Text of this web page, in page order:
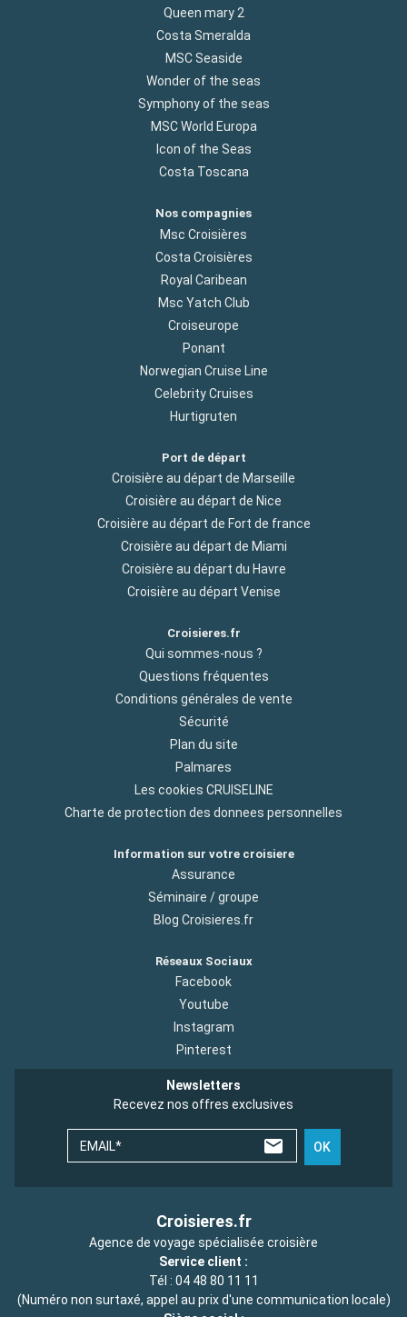
Queen mary 2
Costa Smeralda
MSC Seaside
Wonder of the seas
Symphony of the seas
MSC World Europa
Icon of the Seas
Costa Toscana
Nos compagnies
Msc Croisières
Costa Croisières
Royal Caribean
Msc Yatch Club
Croiseurope
Ponant
Norwegian Cruise Line
Celebrity Cruises
Hurtigruten
Port de départ
Croisière au départ de Marseille
Croisière au départ de Nice
Croisière au départ de Fort de france
Croisière au départ de Miami
Croisière au départ du Havre
Croisière au départ Venise
Croisieres.fr
Qui sommes-nous ?
Questions fréquentes
Conditions générales de vente
Sécurité
Plan du site
Palmares
Les cookies CRUISELINE
Charte de protection des donnees personnelles
Information sur votre croisiere
Assurance
Séminaire / groupe
Blog Croisieres.fr
Réseaux Sociaux
Facebook
Youtube
Instagram
Pinterest
Newsletters
Recevez nos offres exclusives
EMAIL* OK
Croisieres.fr
Agence de voyage spécialisée croisière
Service client :
Tél : 04 48 80 11 11
(Numéro non surtaxé, appel au prix d'une communication locale)